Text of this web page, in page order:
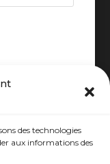
des technologies
aux informations des